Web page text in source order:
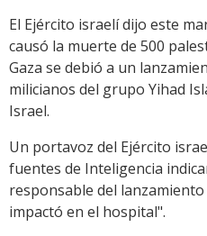
El Ejército israelí dijo este
causó la muerte de 500
Gaza se debió a un
milicianos del grupo Yihad
Israel.
Un portavoz del Ejército
fuentes de Inteligencia
responsable del
impactó en el hospital".